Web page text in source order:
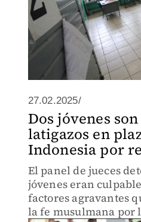
27.02.2025/
Dos jóvenes
latigazos en
Indonesia por
El panel de jueces
jóvenes eran
factores agravantes
la fe musulmana por